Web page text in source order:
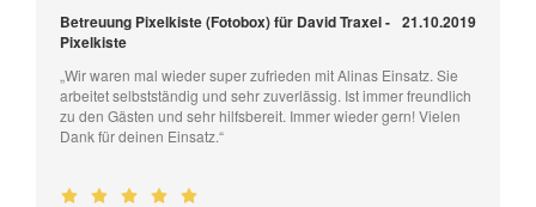
Betreuung Pixelkiste (Fotobox) für David Traxel -
Pixelkiste
21.10.2019
„Wir waren mal wieder super zufrieden mit Alinas Einsatz. Sie
arbeitet selbstständig und sehr zuverlässig. Ist immer freundlich
zu den Gästen und sehr hilfsbereit. Immer wieder gern! Vielen
Dank für deinen Einsatz.“